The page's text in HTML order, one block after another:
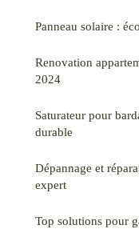
Panneau solaire :
Renovation
2024
Saturateur pour
durable
Dépannage et
expert
Top solutions pour